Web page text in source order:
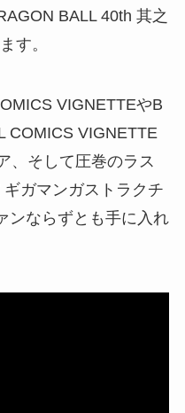
BALL 40th 其之
す。
VIGNETTEやB
COMICS VIGNETTE
、そして圧巻のラス
ガマンガストラクチ
ンならずとも手に入れ